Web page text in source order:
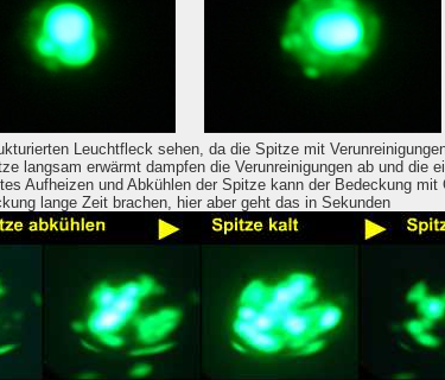
Leuchtfleck sehen, da die Spitze mit
langsam erwärmt dampfen die Verunreinigungen ab und die
Aufheizen und Abkühlen der Spitze kann der Bedeckung
lange Zeit brachen, hier aber geht das in Sekunden